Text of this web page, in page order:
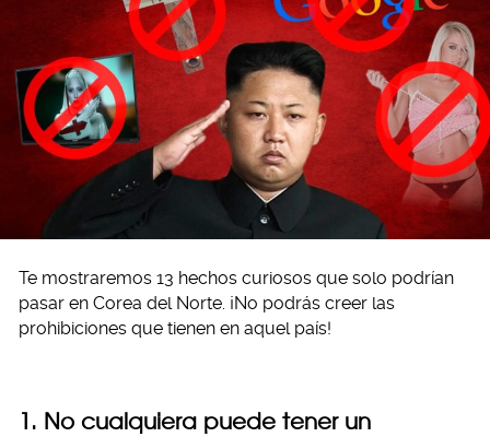
Te mostraremos 13 hechos curiosos que solo podrían
pasar en Corea del Norte. ¡No podrás creer las
prohibiciones que tienen en aquel país!
1. No cualquiera puede tener un